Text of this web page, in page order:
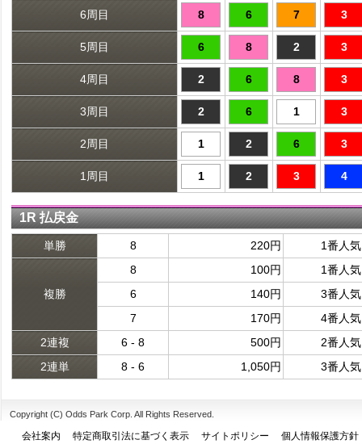
6周目 8 6 7 3
5周目 6 8 2 3
4周目 2 6 8 3
3周目 2 6 1 3
2周目 1 2 6 3
1周目 1 2 3 4
1R 払戻金
単勝 8 220円 1番人気
複勝
8 100円
1番人気
6
140円
3番人気
7
170円
4番人気
2連複
6 - 8 500円
2番人気
2連単
8 - 6 1,050円 3番人気
Copyright (C) Odds Park Corp. All Rights Reserved.
会社案内 特定商取引法に基づく表示 サイトポリシー
個人情報保護方針